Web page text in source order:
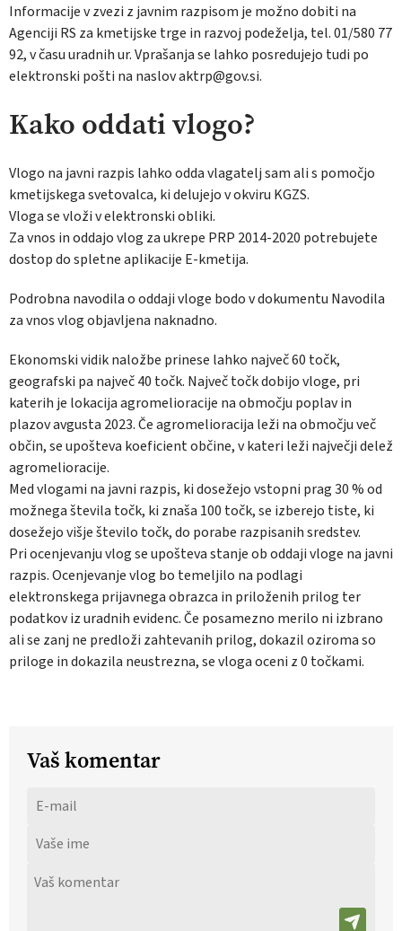
Informacije v zvezi z javnim razpisom je možno dobiti na
Agenciji RS za kmetijske trge in razvoj podeželja, tel. 01/580 77
92, v času uradnih ur. Vprašanja se lahko posredujejo tudi po
elektronski pošti na naslov aktrp@gov.si.
Kako oddati vlogo?
Vlogo na javni razpis lahko odda vlagatelj sam ali s pomočjo
kmetijskega svetovalca, ki delujejo v okviru KGZS.
Vloga se vloži v elektronski obliki.
Za vnos in oddajo vlog za ukrepe PRP 2014-2020 potrebujete
dostop do spletne aplikacije E-kmetija.
Podrobna navodila o oddaji vloge bodo v dokumentu Navodila
za vnos vlog objavljena naknadno.
Ekonomski vidik naložbe prinese lahko največ 60 točk,
geografski pa največ 40 točk. Največ točk dobijo vloge, pri
katerih je lokacija agromelioracije na območju poplav in
plazov avgusta 2023. Če agromelioracija leži na območju več
občin, se upošteva koeficient občine, v kateri leži največji delež
agromelioracije.
Med vlogami na javni razpis, ki dosežejo vstopni prag 30 % od
možnega števila točk, ki znaša 100 točk, se izberejo tiste, ki
dosežejo višje število točk, do porabe razpisanih sredstev.
Pri ocenjevanju vlog se upošteva stanje ob oddaji vloge na javni
razpis. Ocenjevanje vlog bo temeljilo na podlagi
elektronskega prijavnega obrazca in priloženih prilog ter
podatkov iz uradnih evidenc. Če posamezno merilo ni izbrano
ali se zanj ne predloži zahtevanih prilog, dokazil oziroma so
priloge in dokazila neustrezna, se vloga oceni z 0 točkami.
Vaš komentar